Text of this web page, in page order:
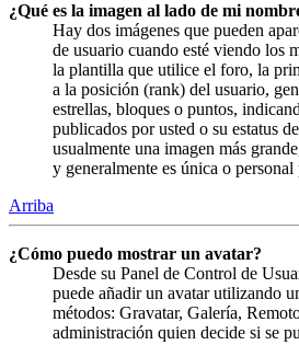
¿Qué es la imagen al lado de mi
Hay dos imágenes que pueden
de usuario cuando esté viendo los
la plantilla que utilice el foro, la
a la posición (rank) del usuario,
estrellas, bloques o puntos,
publicados por usted o su estatus
usualmente una imagen más
y generalmente es única o personal
Arriba
¿Cómo puedo mostrar un avatar?
Desde su Panel de Control de
puede añadir un avatar utilizando
métodos: Gravatar, Galería,
administración quien decide si se